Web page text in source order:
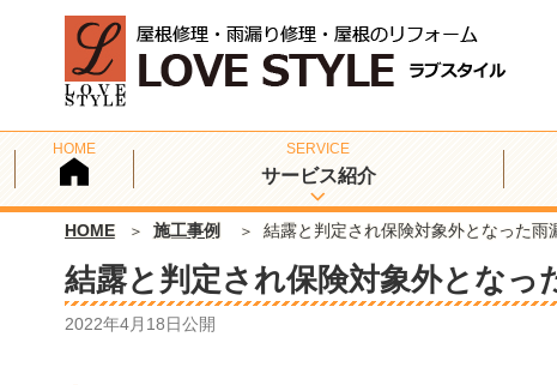
サービス紹介
HOME 施工事例 結露と判定され保険対象外となった雨
結露と判定され保険対象外となっ
2022年4月18日公開